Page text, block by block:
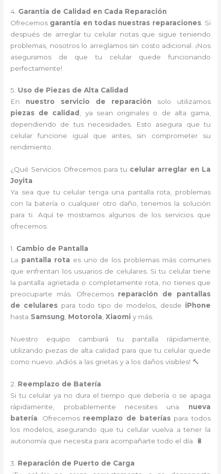
4. Garantía de Calidad en Cada Reparación
Ofrecemos garantía en todas nuestras reparaciones. Si
después de arreglar tu celular notas que sigue teniendo
problemas, nosotros lo arreglamos sin costo adicional. ¡Nos
aseguramos de que tu celular quede funcionando
perfectamente!
5. Uso de Piezas de Alta Calidad
En nuestro servicio de reparación solo utilizamos
piezas de calidad , ya sean originales o de alta gama,
dependiendo de tus necesidades. Esto asegura que tu
celular funcione igual que antes, sin comprometer su
rendimiento.
¿Qué Servicios Ofrecemos para tu celular arreglar en La
Joyita
Ya sea que tu celular tenga una pantalla rota, problemas
con la batería o cualquier otro daño, tenemos la solución
para ti. Aquí te mostramos algunos de los servicios que
ofrecemos:
1. Cambio de Pantalla
La pantalla rota es uno de los problemas más comunes
que enfrentan los usuarios de celulares. Si tu celular tiene
la pantalla agrietada o completamente rota, no tienes que
preocuparte más. Ofrecemos reparación de pantallas
de celularespara todo tipo de modelos, desde iPhone
hasta Samsung Motorola ,Xiaomi y más.
Nuestro equipo cambiará tu pantalla rápidamente,
utilizando piezas de alta calidad para que tu celular quede
como nuevo. ¡Adiós a las grietas y a los daños visibles! 🔨
2. Reemplazo de Batería
Si tu celular ya no dura el tiempo que debería o se apaga
rápidamente, probablemente necesites una nueva
batería . Ofrecemos reemplazo de bateríaspara todos
los modelos, asegurando que tu celular vuelva a tener la
autonomía que necesita para acompañarte todo el día. 🔋
3. Reparación de Puerto de Carga